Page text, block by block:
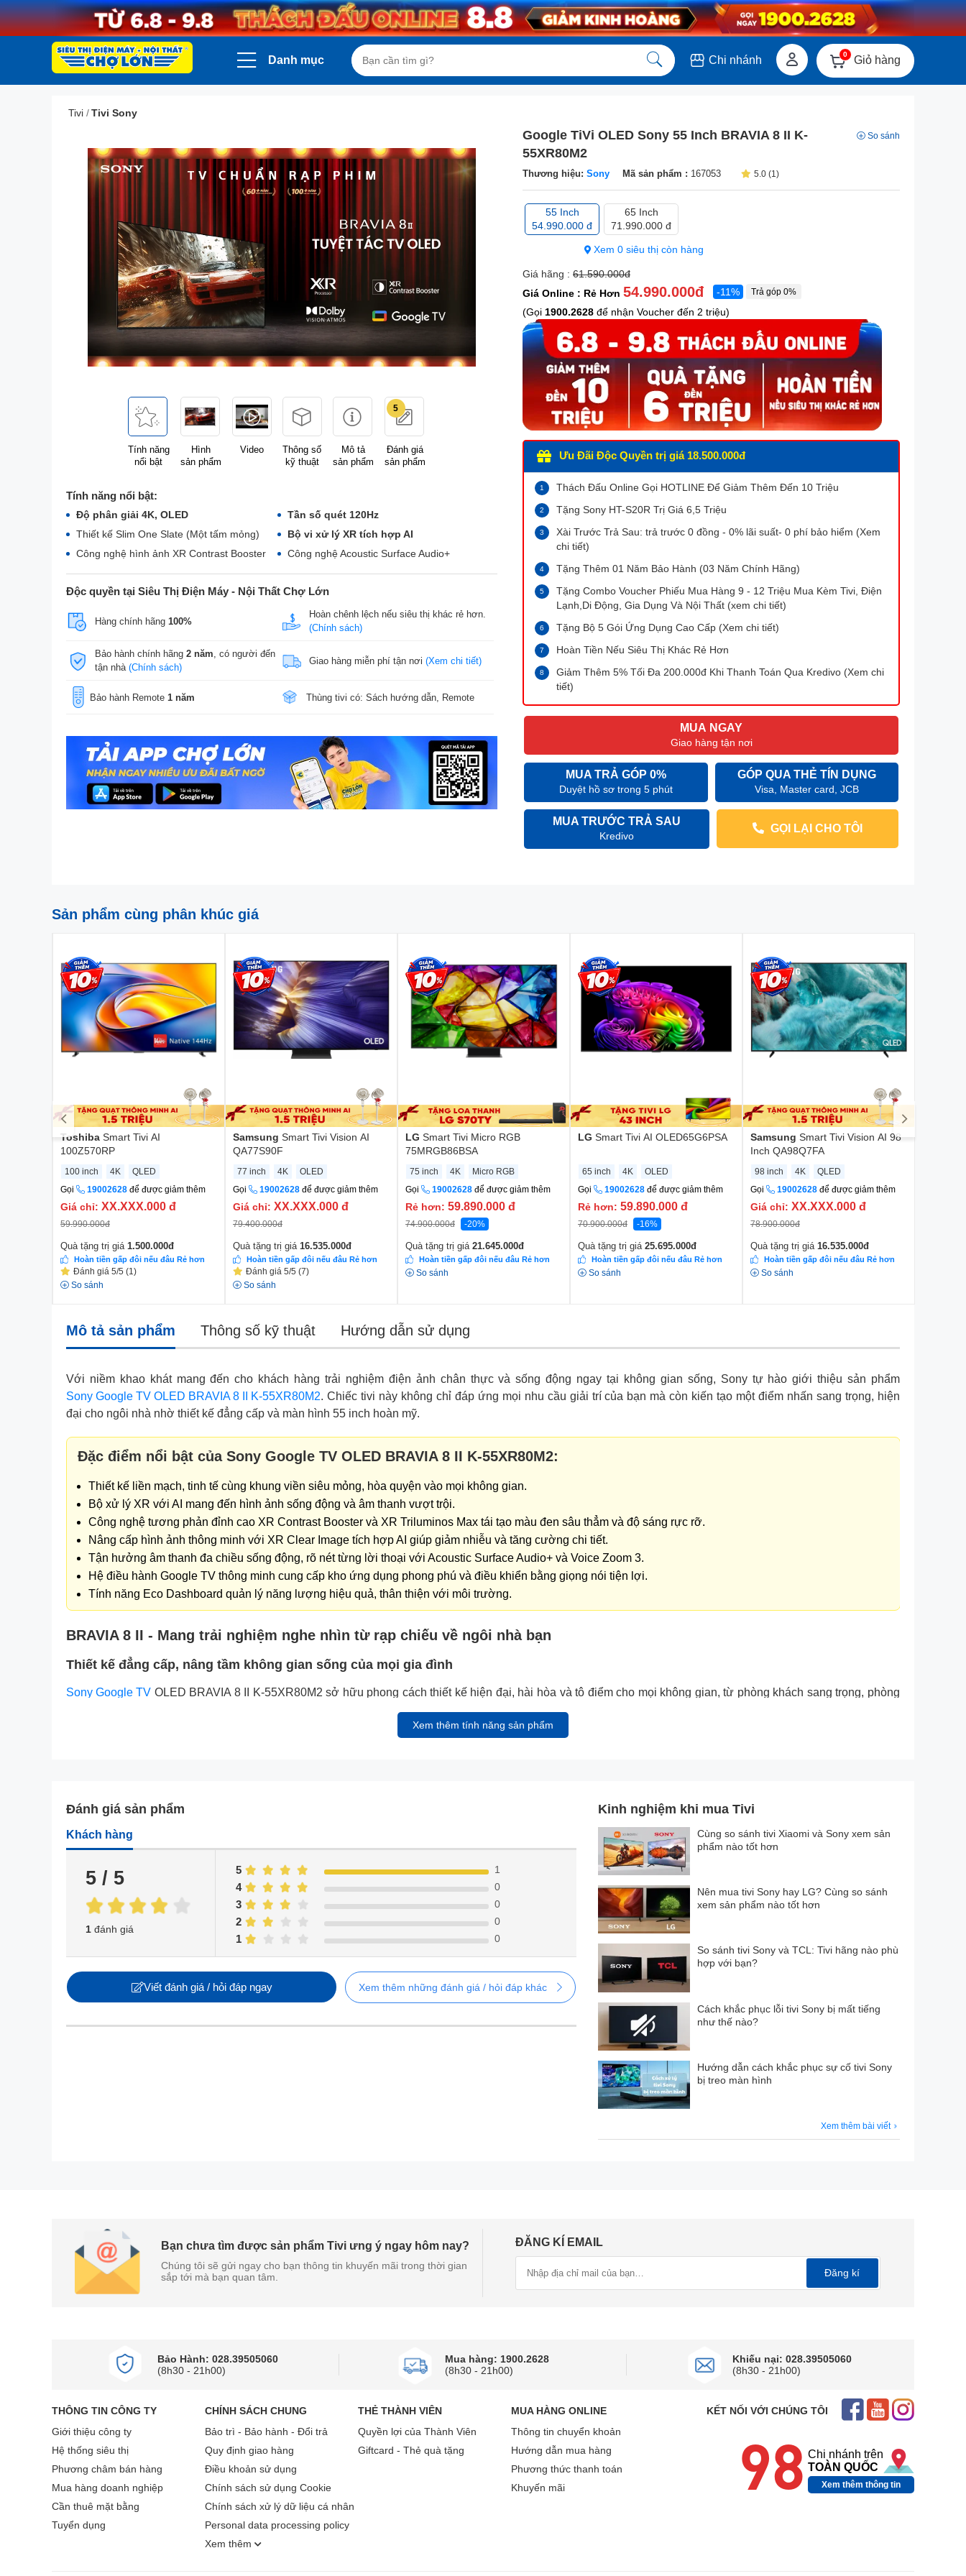
Danh mục Chi nhánh 0 Giỏ hàng
Tivi /Tivi Sony
Tính năng
nổi bật
Hình
sản phẩm
Video
Thông số
kỹ thuật
Mô tả
sản phẩm
5
Đánh giá
sản phẩm
Tính năng nổi bật:
Độ phân giải 4K, OLED
Tần số quét 120Hz
Thiết kế Slim One Slate (Một tấm mỏng)
Bộ vi xử lý XR tích hợp AI
Công nghệ hình ảnh XR Contrast Booster
Công nghệ Acoustic Surface Audio+
Độc quyền tại Siêu Thị Điện Máy - Nội Thất Chợ Lớn
Hàng chính hãng 100%
Hoàn chênh lệch nếu siêu thị khác rẻ hơn.
(Chính sách)
Bảo hành chính hãng 2 năm, có người đến
tận nhà (Chính sách)
Giao hàng miễn phí tận nơi (Xem chi tiết)
Bảo hành Remote 1 năm Thùng tivi có: Sách hướng dẫn, Remote
Google TiVi OLED Sony 55 Inch BRAVIA 8 II K-
55XR80M2
Thương hiệu: Sony Mã sản phẩm : 167053
So sánh
5.0 (1)
55 Inch
54.990.000 đ
65 Inch
71.990.000 đ
Xem 0 siêu thị còn hàng
Giá hãng : 61.590.000đ
Giá Online : Rẻ Hơn 54.990.000đ -11% Trả góp 0%
(Gọi 1900.2628 để nhận Voucher đến 2 triệu)
Ưu Đãi Độc Quyền trị giá 18.500.000đ
Thách Đấu Online Gọi HOTLINE Để Giảm Thêm Đến 10 Triệu
Tặng Sony HT-S20R Trị Giá 6,5 Triệu
Xài Trước Trả Sau: trả trước 0 đồng - 0% lãi suất- 0 phí bảo hiểm (Xem
chi tiết)
Tặng Thêm 01 Năm Bảo Hành (03 Năm Chính Hãng)
Tặng Combo Voucher Phiếu Mua Hàng 9 - 12 Triệu Mua Kèm Tivi, Điện
Lạnh,Di Động, Gia Dụng Và Nội Thất (xem chi tiết)
Tặng Bộ 5 Gói Ứng Dụng Cao Cấp (Xem chi tiết)
Hoàn Tiền Nếu Siêu Thị Khác Rẻ Hơn
Giảm Thêm 5% Tối Đa 200.000đ Khi Thanh Toán Qua Kredivo (Xem chi
tiết)
MUA NGAY
Giao hàng tận nơi
MUA TRẢ GÓP 0%
Duyệt hồ sơ trong 5 phút
GÓP QUA THẺ TÍN DỤNG
Visa, Master card, JCB
MUA TRƯỚC TRẢ SAU
Kredivo
GỌI LẠI CHO TÔI
Sản phẩm cùng phân khúc giá
Toshiba Smart Tivi AI
100Z570RP
100 inch 4K
QLED
Gọi
19002628 để được giảm thêm
Giá chỉ: XX.XXX.000 đ
59.990.000đ
Quà tặng trị giá 1.500.000đ
Hoàn tiền gấp đôi nếu đâu Rẻ hơn
Đánh giá 5/5 (1)
So sánh
Samsung Smart Tivi Vision AI
QA77S90F
77 inch 4K
OLED
Gọi
19002628 để được giảm thêm
Giá chỉ: XX.XXX.000 đ
79.400.000đ
Quà tặng trị giá 16.535.000đ
Hoàn tiền gấp đôi nếu đâu Rẻ hơn
Đánh giá 5/5 (7)
So sánh
LG Smart Tivi Micro RGB
75MRGB86BSA
75 inch 4K
Micro RGB
Gọi
19002628 để được giảm thêm
Rẻ hơn: 59.890.000 đ
74.900.000đ -20%
Quà tặng trị giá 21.645.000đ
Hoàn tiền gấp đôi nếu đâu Rẻ hơn
So sánh
LG Smart Tivi AI OLED65G6PSA
65 inch 4K
OLED
Gọi
19002628 để được giảm thêm
Rẻ hơn: 59.890.000 đ
70.900.000đ -16%
Quà tặng trị giá 25.695.000đ
Hoàn tiền gấp đôi nếu đâu Rẻ hơn
So sánh
Samsung Smart Tivi Vision AI 98
Inch QA98Q7FA
98 inch 4K
QLED
Gọi
19002628 để được giảm thêm
Giá chỉ: XX.XXX.000 đ
78.900.000đ
Quà tặng trị giá 16.535.000đ
Hoàn tiền gấp đôi nếu đâu Rẻ hơn
So sánh
Mô tả sản phẩm Thông số kỹ thuật Hướng dẫn sử dụng
Với niềm khao khát mang đến cho khách hàng trải nghiệm điện ảnh chân thực và sống động ngay tại không gian sống, Sony tự hào giới thiệu sản phẩm
Sony Google TV OLED BRAVIA 8 II K-55XR80M2. Chiếc tivi này không chỉ đáp ứng mọi nhu cầu giải trí của bạn mà còn kiến tạo một điểm nhấn sang trọng, hiện
đại cho ngôi nhà nhờ thiết kế đẳng cấp và màn hình 55 inch hoàn mỹ.
Đặc điểm nổi bật của Sony Google TV OLED BRAVIA 8 II K-55XR80M2:
Thiết kế liền mạch, tinh tế cùng khung viền siêu mỏng, hòa quyện vào mọi không gian.
Bộ xử lý XR với AI mang đến hình ảnh sống động và âm thanh vượt trội.
Công nghệ tương phản đỉnh cao XR Contrast Booster và XR Triluminos Max tái tạo màu đen sâu thẳm và độ sáng rực rỡ.
Nâng cấp hình ảnh thông minh với XR Clear Image tích hợp AI giúp giảm nhiễu và tăng cường chi tiết.
Tận hưởng âm thanh đa chiều sống động, rõ nét từng lời thoại với Acoustic Surface Audio+ và Voice Zoom 3.
Hệ điều hành Google TV thông minh cung cấp kho ứng dụng phong phú và điều khiển bằng giọng nói tiện lợi.
Tính năng Eco Dashboard quản lý năng lượng hiệu quả, thân thiện với môi trường.
BRAVIA 8 II - Mang trải nghiệm nghe nhìn từ rạp chiếu về ngôi nhà bạn
Thiết kế đẳng cấp, nâng tầm không gian sống của mọi gia đình
Sony Google TV OLED BRAVIA 8 II K-55XR80M2 sở hữu phong cách thiết kế hiện đại, hài hòa và tô điểm cho mọi không gian, từ phòng khách sang trọng, phòng
ngủ ấm cúng cho đến không gian làm việc tại gia. Sự kết hợp giữa màn hình và khung viền thành một thể thống nhất cùng thiết kế tràn viền siêu mỏng gần như vô
hình của tivi sẽ giúp những khoảnh khắc trên màn hình QD-OLED trở nên cuốn hút và chân thực hơn bao giờ hết.
Thiết kế đẳng cấp, nâng tầm không gian sống của mọi gia đình
Bộ xử lý XR tích hợp AI cung cấp sức mạnh trí tuệ nhân tạo vượt trội
Xem thêm tính năng sản phẩm
Đánh giá sản phẩm
Khách hàng
5 / 5
1 đánh giá
1 0
2 0
3 0
4 0
5 1
Viết đánh giá / hỏi đáp ngay Xem thêm những đánh giá / hỏi đáp khác
Kinh nghiệm khi mua Tivi
Cùng so sánh tivi Xiaomi và Sony xem sản
phẩm nào tốt hơn
Nên mua tivi Sony hay LG? Cùng so sánh
xem sản phẩm nào tốt hơn
So sánh tivi Sony và TCL: Tivi hãng nào phù
hợp với bạn?
Cách khắc phục lỗi tivi Sony bị mất tiếng
như thế nào?
Hướng dẫn cách khắc phục sự cố tivi Sony
bị treo màn hình
Xem thêm bài viết
Bạn chưa tìm được sản phẩm Tivi ưng ý ngay hôm nay?
Chúng tôi sẽ gửi ngay cho bạn thông tin khuyến mãi trong thời gian
sắp tới mà bạn quan tâm.
ĐĂNG KÍ EMAIL
Đăng kí
Bảo Hành: 028.39505060
(8h30 - 21h00)
Mua hàng: 1900.2628
(8h30 - 21h00)
Khiếu nại: 028.39505060
(8h30 - 21h00)
THÔNG TIN CÔNG TY
Giới thiệu công ty
Hệ thống siêu thị
Phương châm bán hàng
Mua hàng doanh nghiệp
Cần thuê mặt bằng
Tuyển dụng
CHÍNH SÁCH CHUNG
Bảo trì - Bảo hành - Đổi trả
Quy định giao hàng
Điều khoản sử dụng
Chính sách sử dụng Cookie
Chính sách xử lý dữ liệu cá nhân
Personal data processing policy
Xem thêm
THẺ THÀNH VIÊN
Quyền lợi của Thành Viên
Giftcard - Thẻ quà tặng
MUA HÀNG ONLINE
Thông tin chuyển khoản
Hướng dẫn mua hàng
Phương thức thanh toán
Khuyến mãi
KẾT NỐI VỚI CHÚNG TÔI
98 Chi nhánh trên
TOÀN QUỐC
Xem thêm thông tin